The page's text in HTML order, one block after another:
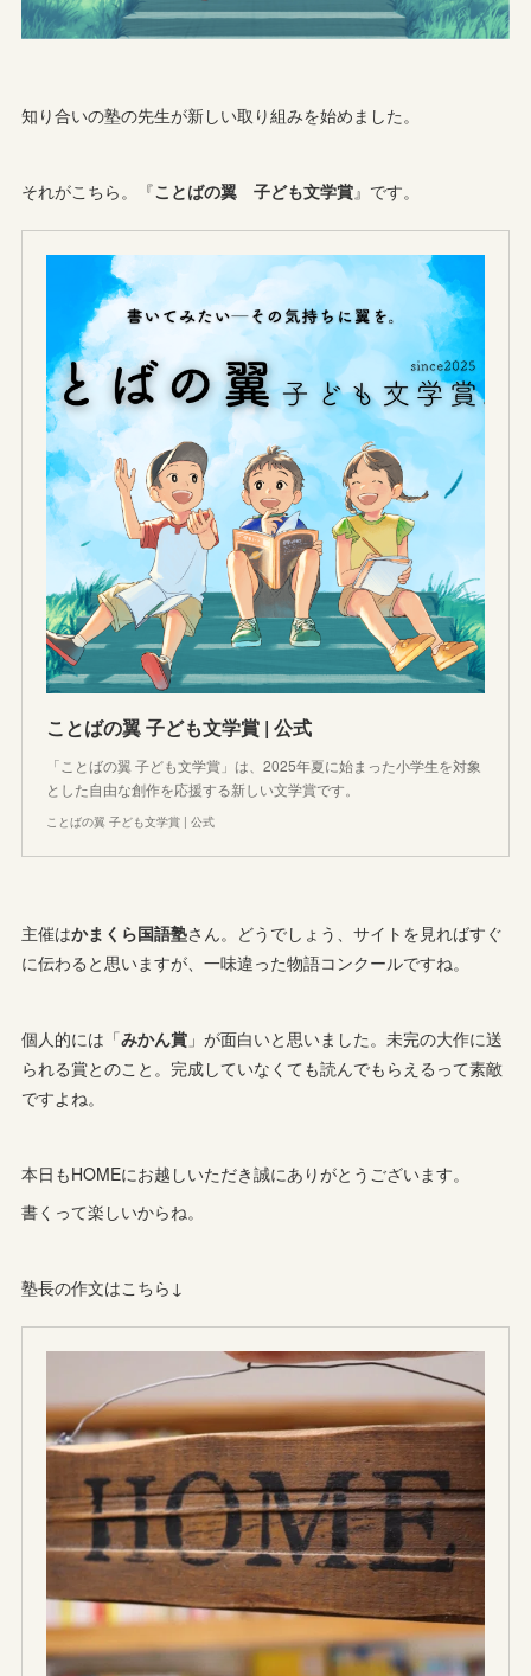
知り合いの塾の先生が新しい取り組みを始めました。
それがこちら。『ことばの翼 子ども文学賞』です。
ことばの翼 子ども文学賞 | 公式
「ことばの翼 子ども文学賞」は、2025年夏に始まった小学生を対象
とした自由な創作を応援する新しい文学賞です。
ことばの翼 子ども文学賞 | 公式
主催はかまくら国語塾さん。どうでしょう、サイトを見ればすぐ
に伝わると思いますが、一味違った物語コンクールですね。
個人的には「みかん賞 」が面白いと思いました。未完の大作に送
られる賞とのこと。完成していなくても読んでもらえるって素敵
ですよね。
本日もHOMEにお越しいただき誠にありがとうございます。
書くって楽しいからね。
塾長の作文はこちら↓